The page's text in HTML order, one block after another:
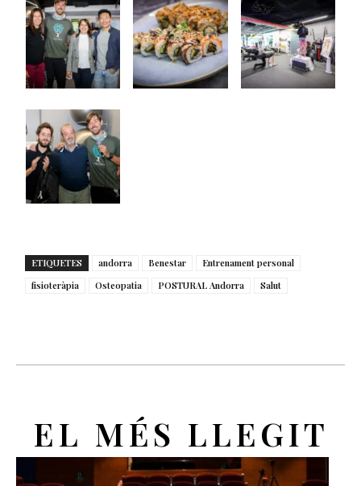
ETIQUETES andorra Benestar
Entrenament personal
fisioteràpia
Osteopatia POSTURAL Andorra Salut
EL MÉS LLEGIT